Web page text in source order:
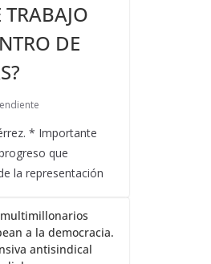
DE
* Importante
que
la representación
multimillonarios
a la democracia.
antisindical